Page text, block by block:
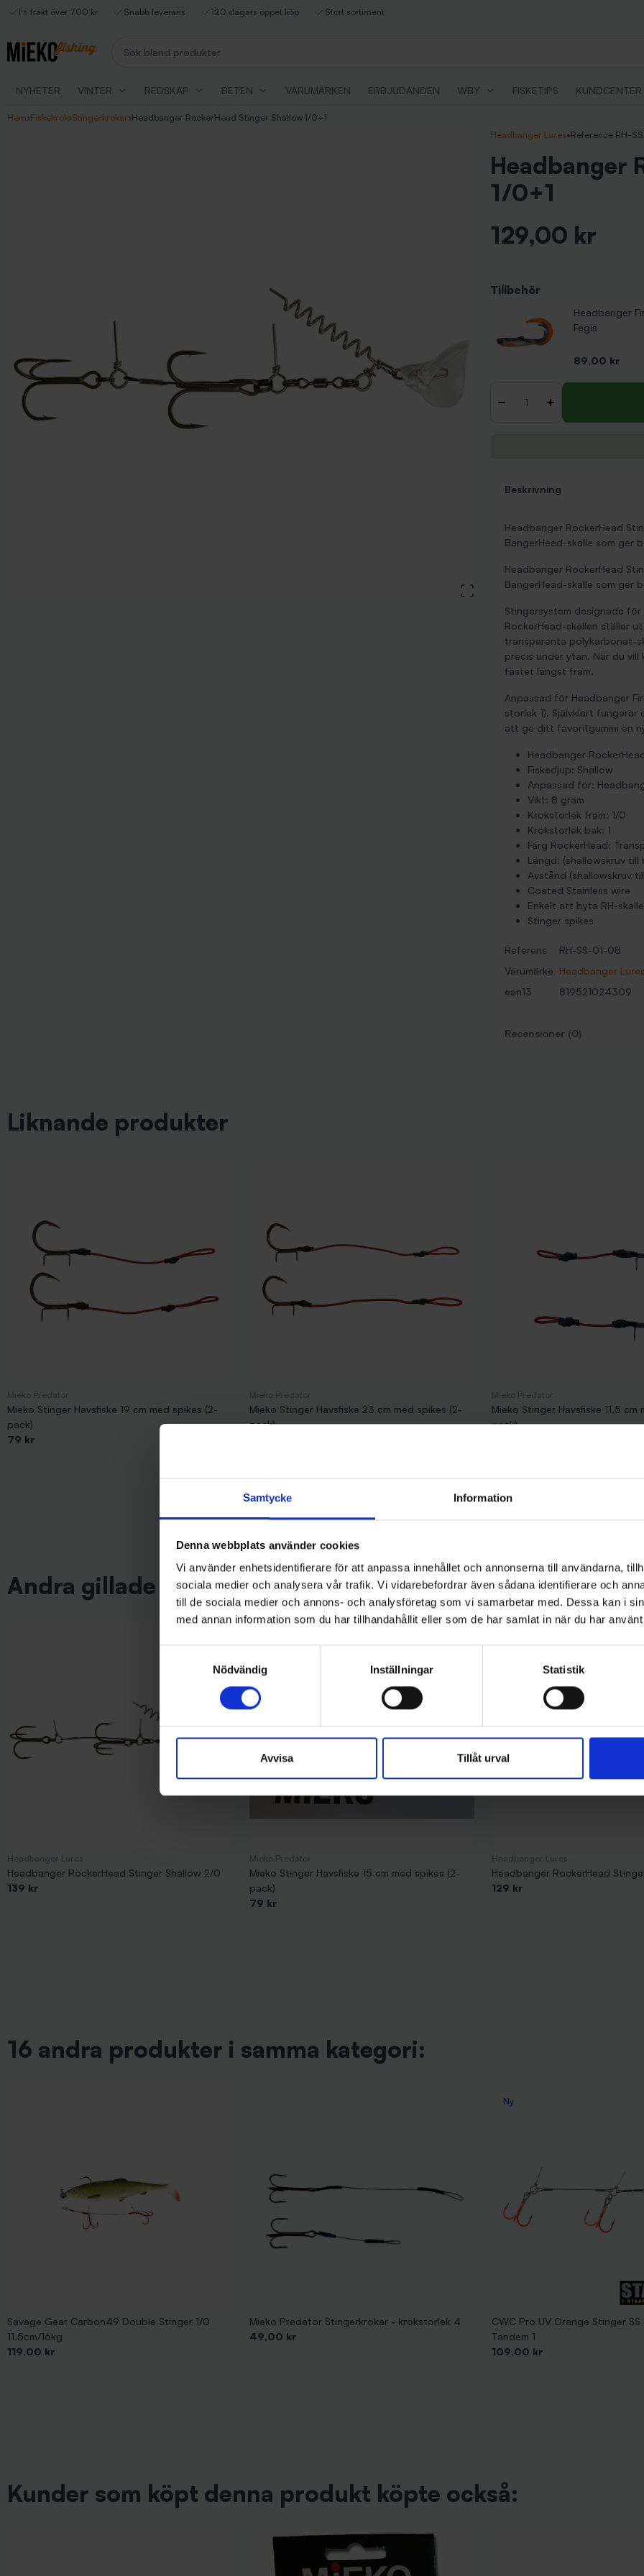
Samtycke Information
Denna webbplats använder cookies
Vi använder enhetsidentifierare för att anpassa innehållet och annonserna till användarna,
sociala medier och analysera vår trafik. Vi vidarebefordrar även sådana identifierare och
till de sociala medier och annons- och analysföretag som vi samarbetar med. Dessa kan i
med annan information som du har tillhandahållit eller som de har samlat in när du har
Nödvändig
Inställningar Statistik
Avvisa Tillåt urval
Fri frakt över 700 kr Snabb leverans 120 dagars öppet köp Stort sortiment
NYHETER VINTER REDSKAP BETEN VARUMÄRKEN ERBJUDANDEN WBY FISKETIPS KUNDCENTER
Hem›Fiskekrok›Stingerkrokar›Headbanger RockerHead Stinger Shallow 1/0+1
View large image
Headbanger Lures•Reference RH-
Headbanger
1/0+1
129,00 kr
Tillbehör
Headbanger
Fegis
Pris
89,00 kr
Pris
Pris
- +
Beskrivning
Headbanger RockerHead
BangerHead-skalle som ger
Headbanger RockerHead
BangerHead-skalle som ger
Stingersystem designade
RockerHead-skallen ställer
transparenta polykarbonat-
precis under ytan. När du
fästet längst fram.
Anpassad för Headbanger
storlek 1). Självklart
att ge ditt favoritgummi en
Headbanger
Fiskedjup: Shallow
Anpassad för:
Vikt: 8 gram
Krokstorlek fram: 1/0
Krokstorlek bak: 1
Färg RockerHead:
Längd: (shallowskruv
Avstånd (shallowskruv
Coated Stainless wire
Enkelt att byta RH-
Stinger spikes
Referens
RH-SS-01-08
Varumärke Headbanger
ean13
819521024309
Recensioner (0)
Liknande produkter
Mieko Stinger Havsfiske 19 cm med spikes (2-
pack)
79 kr
Mieko Predator
Mieko Stinger Havsfiske 23 cm med spikes (2-
pack)
Mieko Predator
Mieko Stinger Havsfiske 11,5 cm
pack)
Andra gillade även
Headbanger RockerHead Stinger Shallow 2/0
139 kr
Mieko Stinger Havsfiske 15 cm med spikes (2-
pack)
79 kr
Headbanger RockerHead
129 kr
16 andra produkter i samma kategori:
Savage Gear Carbon49 Double Stinger 1/0
11.5cm/16kg
Pris
119,00 kr
Mieko Predator Stingerkrokar - krokstorlek 4
Pris
49,00 kr
Ny
CWC Pro UV Orange Stinger
Tandem 1
Pris
109,00 kr
Kunder som köpt denna produkt köpte också: